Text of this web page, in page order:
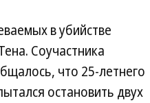
в убийстве
Соучастника
что 25-летнего
остановить двух